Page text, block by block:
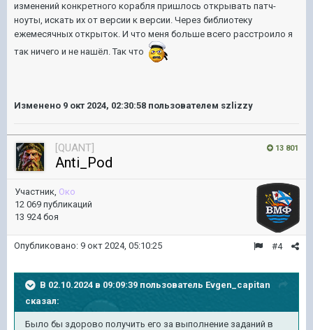
изменений конкретного корабля пришлось открывать патч-
ноуты, искать их от версии к версии. Через библиотеку
ежемесячных открыток. И что меня больше всего расстроило я
так ничего и не нашёл. Так что
Изменено 9 окт 2024, 02:30:58 пользователем szlizzy
13 801
[QUANT]
Anti_Pod
Участник, Око
12 069 публикаций
13 924 боя
#4
Опубликовано: 9 окт 2024, 05:10:25
В 02.10.2024 в 09:09:39 пользователь Evgen_capitan
сказал:
Было бы здорово получить его за выполнение заданий в